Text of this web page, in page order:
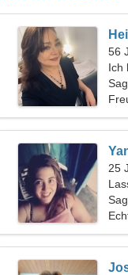
56
Ich
25